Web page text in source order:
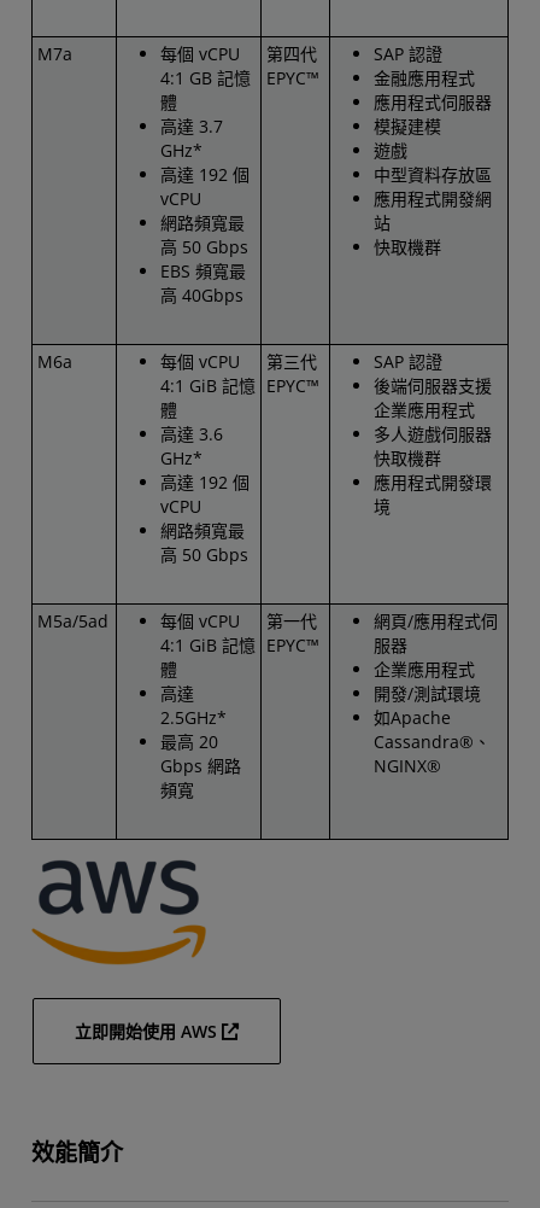
M7a
每個 vCPU
4:1 GB 記憶
體
高達 3.7
GHz*
高達 192 個
vCPU
網路頻寬最
高 50 Gbps
EBS 頻寬最
高 40Gbps
第四代
EPYC™
SAP 認證
金融應用程式
應用程式伺服器
模擬建模
遊戲
中型資料存放區
應用程式開發網
站
快取機群
M6a
每個 vCPU
4:1 GiB 記憶
體
高達 3.6
GHz*
高達 192 個
vCPU
網路頻寬最
高 50 Gbps
第三代
EPYC™
SAP 認證
後端伺服器支援
企業應用程式
多人遊戲伺服器
快取機群
應用程式開發環
境
M5a/5ad
每個 vCPU
4:1 GiB 記憶
體
高達
2.5GHz*
最高 20
Gbps 網路
頻寬
第一代
EPYC™
網頁/應用程式伺
服器
企業應用程式
開發/測試環境
如Apache
Cassandra®、
NGINX®
立即開始使用 AWS
效能簡介